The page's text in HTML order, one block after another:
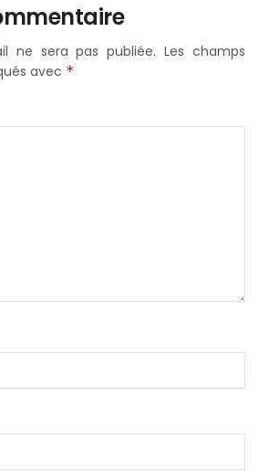
ne sera pas publiée. Les champs
avec *